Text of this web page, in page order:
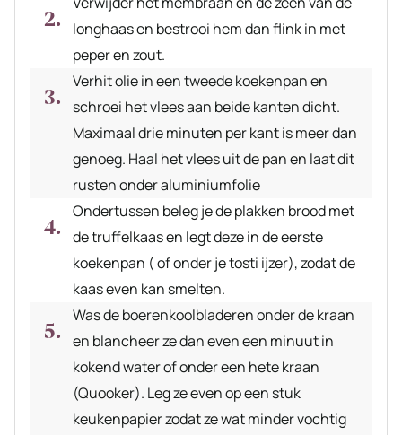
longhaas en bestrooi hem dan flink in met
peper en zout.
Verhit olie in een tweede koekenpan en
schroei het vlees aan beide kanten dicht.
Maximaal drie minuten per kant is meer dan
genoeg. Haal het vlees uit de pan en laat dit
rusten onder aluminiumfolie
Ondertussen beleg je de plakken brood met
de truffelkaas en legt deze in de eerste
koekenpan ( of onder je tosti ijzer), zodat de
kaas even kan smelten.
Was de boerenkoolbladeren onder de kraan
en blancheer ze dan even een minuut in
kokend water of onder een hete kraan
(Quooker). Leg ze even op een stuk
keukenpapier zodat ze wat minder vochtig